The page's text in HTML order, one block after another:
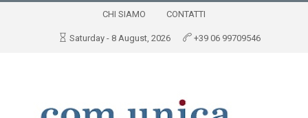
CHI SIAMO CONTATTI
Saturday - 8 August, 2026 +39 06 99709546